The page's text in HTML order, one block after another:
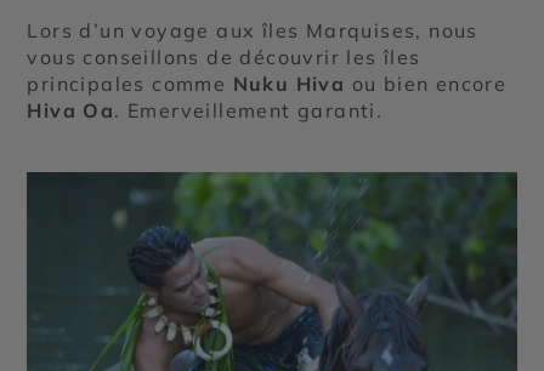
Lors d’un voyage aux îles Marquises, nous
vous conseillons de découvrir les îles
principales comme Nuku Hiva ou bien encore
Hiva Oa. Emerveillement garanti.